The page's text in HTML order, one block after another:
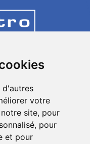
d'autres
votre
site, pour
pour
et pour
- ZAE Chez
- FRANCE
49